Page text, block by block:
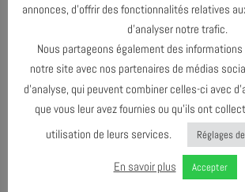
annonces, d’offrir des fonctionnalités relatives
d’analyser notre trafic.
Nous partageons également des informations
notre site avec nos partenaires de médias
d’analyse, qui peuvent combiner celles-ci avec
que vous leur avez fournies ou qu’ils ont
utilisation de leurs services.
Réglages
En savoir plus Accepter